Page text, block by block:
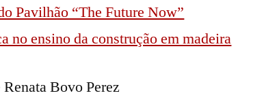
Pavilhão “The Future Now”
no ensino da construção em madeira
Bovo Perez